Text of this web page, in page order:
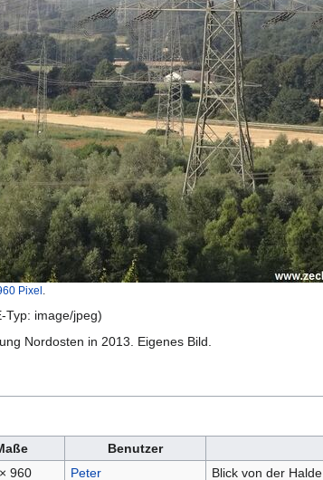
Pixel
Typ: image/jpeg)
Nordosten in 2013. Eigenes Bild.
Benutzer
960
Peter
Blick von der